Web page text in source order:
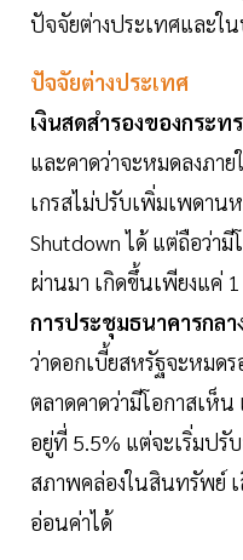
ปัจจัยต่างประเทศและใ
ปัจจัยต่างประเทศ
เงินสดสำรองของกระท
และคาดว่าจะหมดลงภา
เกรสไม่ปรับเพิ่มเพดาน
Shutdown ได้ แต่ถือว่า
ผ่านมา เกิดขึ้นเพียงแค่
การประชุมธนาคารกลา
ว่าดอกเบี้ยสหรัฐจะหมด
ตลาดคาดว่ามีโอกาสเห็
อยู่ที่ 5.5% แต่จะเริ่มปรั
สภาพคล่องในสินทรัพย์ เ
อ่อนค่าได้